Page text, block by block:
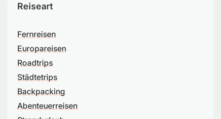
Reiseart
Fernreisen
Europareisen
Roadtrips
Städtetrips
Backpacking
Abenteuerreisen